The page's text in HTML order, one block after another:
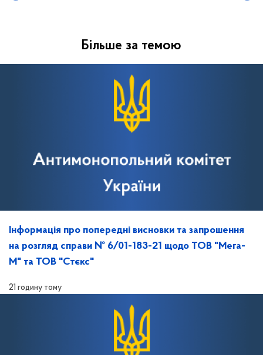
Більше за темою
Інформація про попередні висновки та запрошення
на розгляд справи № 6/01-183-21 щодо ТОВ "Мега-
М" та ТОВ "Стєкс"
21 годину тому